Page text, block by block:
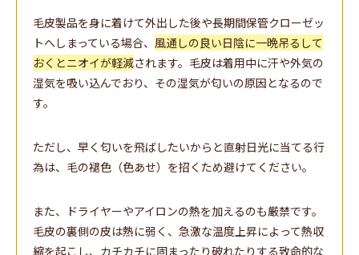
毛皮製品を身に着けて外出した後や長期間保管クローゼッ
トへしまっている場合、 風通しの良い日陰に一晩吊るして
おくとニオイが軽減されます。毛皮は着用中に汗や外気の
湿気を吸い込んでおり、その湿気が匂いの原因となるので
す。
ただし、早く匂いを飛ばしたいからと直射日光に当てる行
為は、毛の褪色（色あせ）を招くため避けてください。
また、ドライヤーやアイロンの熱を加えるのも厳禁です。
毛皮の裏側の皮は熱に弱く、急激な温度上昇によって熱収
縮を起こし、カチカチに固まったり破れたりする致命的な